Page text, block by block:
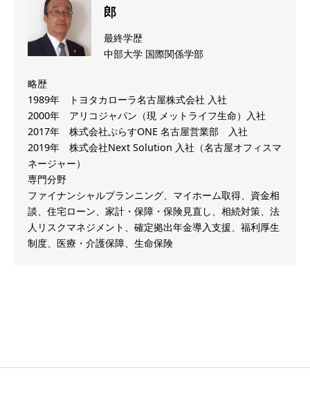
郎
最終学歴
中部大学 国際関係学部
略歴
1989年 トヨタカローラ名古屋株式会社 入社
2000年 アリコジャパン（現 メットライフ生命）入社
2017年 株式会社ぷらすONE 名古屋営業部 入社
2019年 株式会社Next Solution 入社（名古屋オフィスマ
ネージャー）
専門分野
ファイナンシャルプランニング、マイホーム取得、資金相
談、住宅ローン、家計・保障・保険見直し、相続対策、法
人リスクマネジメント、確定拠出年金導入支援、福利厚生
制度、医療・介護保障、生命保険